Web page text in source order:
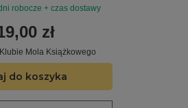
robocze + czas dostawy
zł
Mola Książkowego
do koszyka